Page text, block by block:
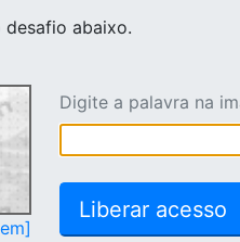
desafio abaixo.
Digite a palavra na